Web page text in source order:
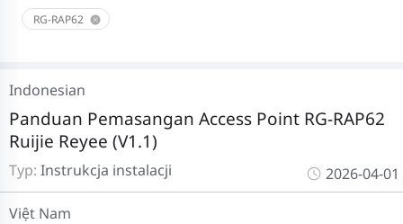
RG-RAP62
Typ: Instrukcja instalacji
Panduan Pemasangan Access Point RG-RAP62
Ruijie Reyee (V1.1)
Indonesian
2026-04-01
Việt Nam